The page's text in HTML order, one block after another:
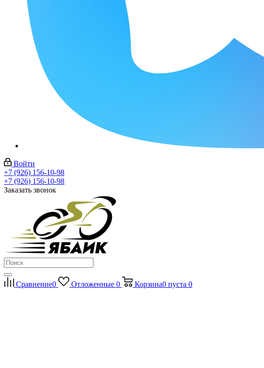
Войти
+7 (926) 156-10-98
+7 (926) 156-10-98
Заказать звонок
Сравнение0 Отложенные 0 Корзина0 пуста 0